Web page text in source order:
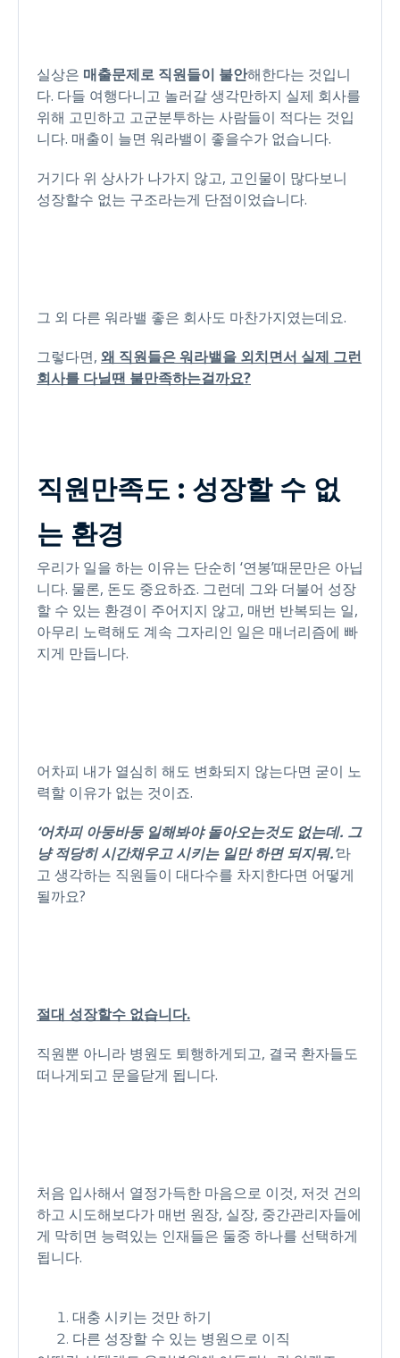
실상은 매출문제로 직원들이 불안해한다는 것입니
다. 다들 여행다니고 놀러갈 생각만하지 실제 회사를
위해 고민하고 고군분투하는 사람들이 적다는 것입
니다. 매출이 늘면 워라밸이 좋을수가 없습니다.
거기다 위 상사가 나가지 않고, 고인물이 많다보니
성장할수 없는 구조라는게 단점이었습니다.
그 외 다른 워라밸 좋은 회사도 마찬가지였는데요.
그렇다면, 왜 직원들은 워라밸을 외치면서 실제 그런
회사를 다닐땐 불만족하는걸까요?
직원만족도 : 성장할 수 없
는 환경
우리가 일을 하는 이유는 단순히 ‘연봉’때문만은 아닙
니다. 물론, 돈도 중요하죠. 그런데 그와 더불어 성장
할 수 있는 환경이 주어지지 않고, 매번 반복되는 일,
아무리 노력해도 계속 그자리인 일은 매너리즘에 빠
지게 만듭니다.
어차피 내가 열심히 해도 변화되지 않는다면 굳이 노
력할 이유가 없는 것이죠.
‘어차피 아둥바둥 일해봐야 돌아오는것도 없는데. 그
냥 적당히 시간채우고 시키는 일만 하면 되지뭐.’라
고 생각하는 직원들이 대다수를 차지한다면 어떻게
될까요?
절대 성장할수 없습니다.
직원뿐 아니라 병원도 퇴행하게되고, 결국 환자들도
떠나게되고 문을닫게 됩니다.
처음 입사해서 열정가득한 마음으로 이것, 저것 건의
하고 시도해보다가 매번 원장, 실장, 중간관리자들에
게 막히면 능력있는 인재들은 둘중 하나를 선택하게
됩니다.
대충 시키는 것만 하기
다른 성장할 수 있는 병원으로 이직